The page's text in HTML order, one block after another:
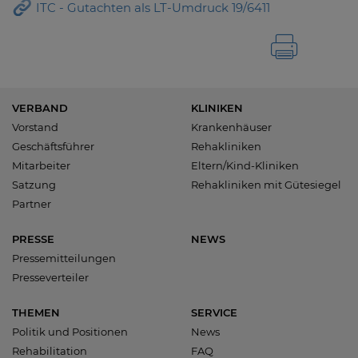
ITC - Gutachten als LT-Umdruck 19/6411
VERBAND
Vorstand
Geschäftsführer
Mitarbeiter
Satzung
Partner
KLINIKEN
Krankenhäuser
Rehakliniken
Eltern/Kind-Kliniken
Rehakliniken mit Gütesiegel
PRESSE
Pressemitteilungen
Presseverteiler
NEWS
THEMEN
Politik und Positionen
Rehabilitation
SERVICE
News
FAQ